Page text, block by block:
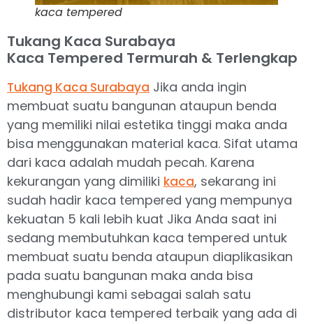
kaca tempered
Tukang Kaca Surabaya
Kaca Tempered Termurah & Terlengkap
Tukang Kaca Surabaya Jika anda ingin
membuat suatu bangunan ataupun benda
yang memiliki nilai estetika tinggi maka anda
bisa menggunakan material kaca. Sifat utama
dari kaca adalah mudah pecah. Karena
kekurangan yang dimiliki kaca, sekarang ini
sudah hadir kaca tempered yang mempunya
kekuatan 5 kali lebih kuat Jika Anda saat ini
sedang membutuhkan kaca tempered untuk
membuat suatu benda ataupun diaplikasikan
pada suatu bangunan maka anda bisa
menghubungi kami sebagai salah satu
distributor kaca tempered terbaik yang ada di